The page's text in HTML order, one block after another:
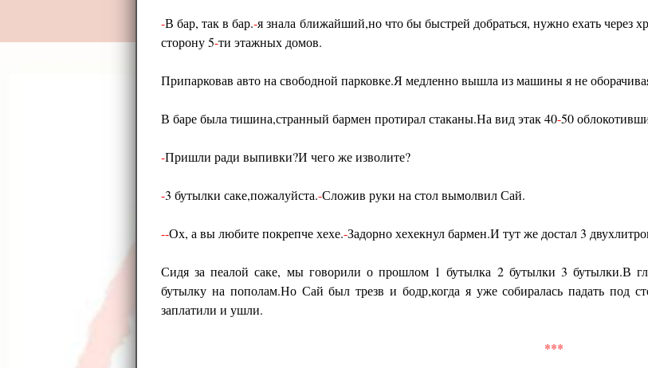
-В бар, так в бар.-я знала ближайший,но что бы быстрей добраться, нужно ехать через
сторону 5-ти этажных домов.
Припарковав авто на свободной парковке.Я медленно вышла из машины я не
В баре была тишина,странный бармен протирал стаканы.На вид этак 40-50
-Пришли ради выпивки?И чего же изволите?
-3 бутылки саке,пожалуйста.-Сложив руки на стол вымолвил Сай.
--Ох, а вы любите покрепче хехе.-Задорно хехекнул бармен.И тут же достал 3
Сидя за пеалой саке, мы говорили о прошлом 1 бутылка 2 бутылки 3 бутылки.В
бутылку на пополам.Но Сай был трезв и бодр,когда я уже собиралась падать под
заплатили и ушли.
***